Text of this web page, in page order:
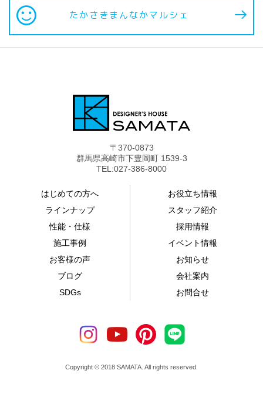
sentiment_satisfied たかさきまんなかマルシェ
〒370-0873
群馬県高崎市下豊岡町 1539-3
TEL:027-386-8000
はじめての方へ
ラインナップ
性能・仕様
施工事例
お客様の声
お役立ち情報
スタッフ紹介
採用情報
イベント情報
お知らせ
ブログ
会社案内
SDGs
お問合せ
Copyright © 2018 SAMATA. All rights reserved.